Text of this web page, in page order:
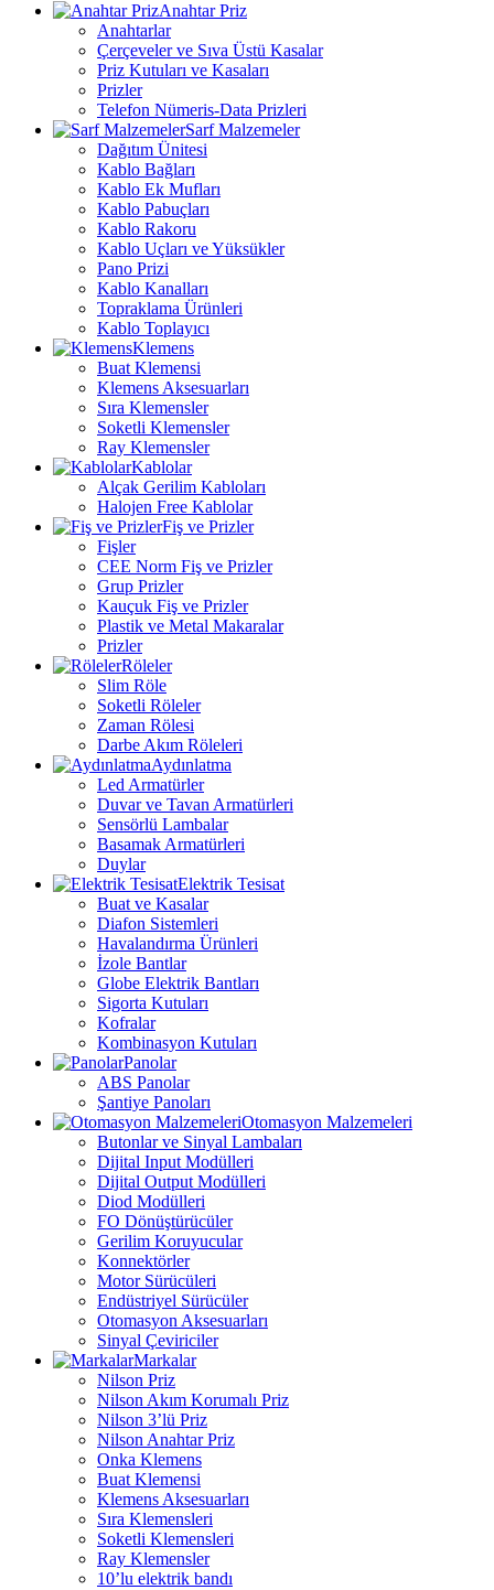
Anahtar Priz
Anahtarlar
Çerçeveler ve Sıva Üstü Kasalar
Priz Kutuları ve Kasaları
Prizler
Telefon Nümeris-Data Prizleri
Sarf Malzemeler
Dağıtım Ünitesi
Kablo Bağları
Kablo Ek Mufları
Kablo Pabuçları
Kablo Rakoru
Kablo Uçları ve Yüksükler
Pano Prizi
Kablo Kanalları
Topraklama Ürünleri
Kablo Toplayıcı
Klemens
Buat Klemensi
Klemens Aksesuarları
Sıra Klemensler
Soketli Klemensler
Ray Klemensler
Kablolar
Alçak Gerilim Kabloları
Halojen Free Kablolar
Fiş ve Prizler
Fişler
CEE Norm Fiş ve Prizler
Grup Prizler
Kauçuk Fiş ve Prizler
Plastik ve Metal Makaralar
Prizler
Röleler
Slim Röle
Soketli Röleler
Zaman Rölesi
Darbe Akım Röleleri
Aydınlatma
Led Armatürler
Duvar ve Tavan Armatürleri
Sensörlü Lambalar
Basamak Armatürleri
Duylar
Elektrik Tesisat
Buat ve Kasalar
Diafon Sistemleri
Havalandırma Ürünleri
İzole Bantlar
Globe Elektrik Bantları
Sigorta Kutuları
Kofralar
Kombinasyon Kutuları
Panolar
ABS Panolar
Şantiye Panoları
Otomasyon Malzemeleri
Butonlar ve Sinyal Lambaları
Dijital Input Modülleri
Dijital Output Modülleri
Diod Modülleri
FO Dönüştürücüler
Gerilim Koruyucular
Konnektörler
Motor Sürücüleri
Endüstriyel Sürücüler
Otomasyon Aksesuarları
Sinyal Çeviriciler
Markalar
Nilson Priz
Nilson Akım Korumalı Priz
Nilson 3’lü Priz
Nilson Anahtar Priz
Onka Klemens
Buat Klemensi
Klemens Aksesuarları
Sıra Klemensleri
Soketli Klemensleri
Ray Klemensler
10’lu elektrik bandı